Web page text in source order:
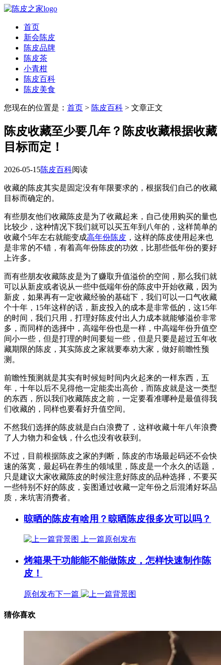
首页
新会陈皮
陈皮品牌
陈皮茶
小青柑
陈皮百科
陈皮美食
您现在的位置是： 首页 > 陈皮百科 > 文章正文
陈皮收藏至少要几年？陈皮收藏根据收藏
目标而定！
2026-05-15陈皮百科阅读
收藏的陈皮其实是固定没有年限要求的，根据我们自己的收藏
目标而确定的。
有些朋友他们收藏陈皮是为了收藏起来，自己使用购买的量也
比较少，这种情况下我们就可以买五年到八年的，这样简单的
收藏个5年左右就能变成高年份陈皮 ，这样的陈皮使用起来也
是非常的不错，有着高年份陈皮的功效，比那些低年份的要好
上许多。
而有些朋友收藏陈皮是为了赚取升值溢价的空间，那么我们就
可以从新皮或者说从一些中低端年份的陈皮中开始收藏，因为
新皮，如果再有一定收藏经验的基础下，我们可以一口气收藏
个十年，15年这样的话，新皮投入的成本是非常低的，这15年
的时间，我们只用，打理好陈皮付出人力成本就能够溢价非常
多，而同样的选择中，高端年份也是一样，中高端年份升值空
间小一些，但是打理的时间要短一些，但是只要是超过五年收
藏期限的陈皮，其实陈皮之家就要奉劝大家，做好前瞻性预
测。
前瞻性预测就是其实有时候短时间内火起来的一样东西，五
年，十年以后不见得他一定能卖出高价，而陈皮就是这一类型
的东西，所以我们收藏陈皮之前，一定要看准哪种是最值得我
们收藏的，同样也要看好升值空间。
不然我们选择的陈皮就是白白浪费了，这样收藏十年八年浪费
了人力物力和金钱，什么也没有收获到。
不过，目前根据陈皮之家的判断，陈皮的市场最起码还不会快
速的落寞，最起码在养生的领域里，陈皮是一个永久的话题，
只是建议大家收藏陈皮的时候注意好陈皮的品种选择，不要买
一些特别不好的陈皮，妄图通过收藏一定年份之后混淆好坏品
质，来坑害消费者。
晾晒的陈皮有啥用？晾晒陈皮很多次可以吗？
上一篇原创发布
烤箱果干功能能不能做陈皮，怎样快速制作陈
皮！
原创发布下一篇
猜你喜欢